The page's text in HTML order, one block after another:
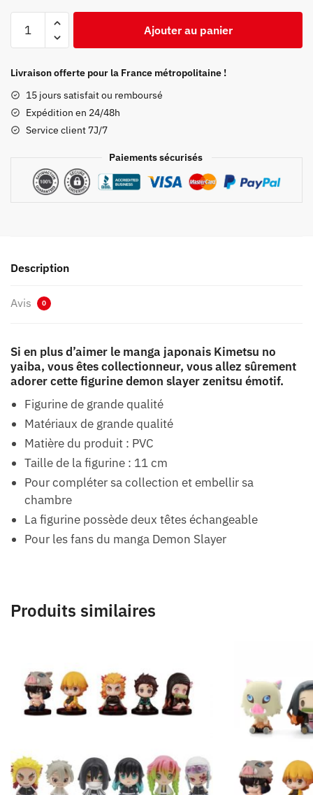
Demon
Zenitsu
Émotif
Ajouter au panier
Livraison offerte pour la France métropolitaine !
15 jours satisfait ou remboursé
Expédition en 24/48h
Service client 7J/7
Paiements sécurisés
Description
Avis 0
Si en plus d’aimer le manga japonais Kimetsu no
yaiba, vous êtes collectionneur, vous allez sûrement
adorer cette figurine demon slayer zenitsu émotif.
Figurine de grande qualité
Matériaux de grande qualité
Matière du produit : PVC
Taille de la figurine : 11 cm
Pour compléter sa collection et embellir sa
chambre
La figurine possède deux têtes échangeable
Pour les fans du manga Demon Slayer
Produits similaires